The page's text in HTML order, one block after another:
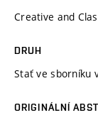
Creative and
DRUH
Stať ve sborníku
ORIGINÁLNÍ